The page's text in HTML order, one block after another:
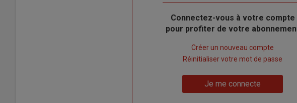
Body
Connectez-vous à votre compte
pour profiter de votre
compte"
Créer un nouveau compte
Réinitialiser votre mot de passe
Je me connecte